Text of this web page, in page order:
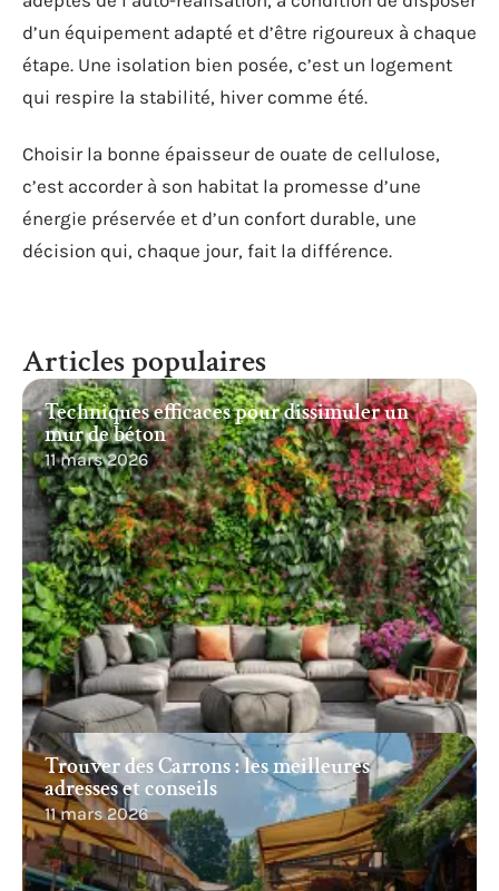
d’un équipement adapté et d’être rigoureux à chaque
étape. Une isolation bien posée, c’est un logement
qui respire la stabilité, hiver comme été.
Choisir la bonne épaisseur de ouate de cellulose,
c’est accorder à son habitat la promesse d’une
énergie préservée et d’un confort durable, une
décision qui, chaque jour, fait la différence.
Articles populaires
Techniques efficaces pour dissimuler un
mur de béton
11 mars 2026
Trouver des Carrons : les meilleures
adresses et conseils
11 mars 2026